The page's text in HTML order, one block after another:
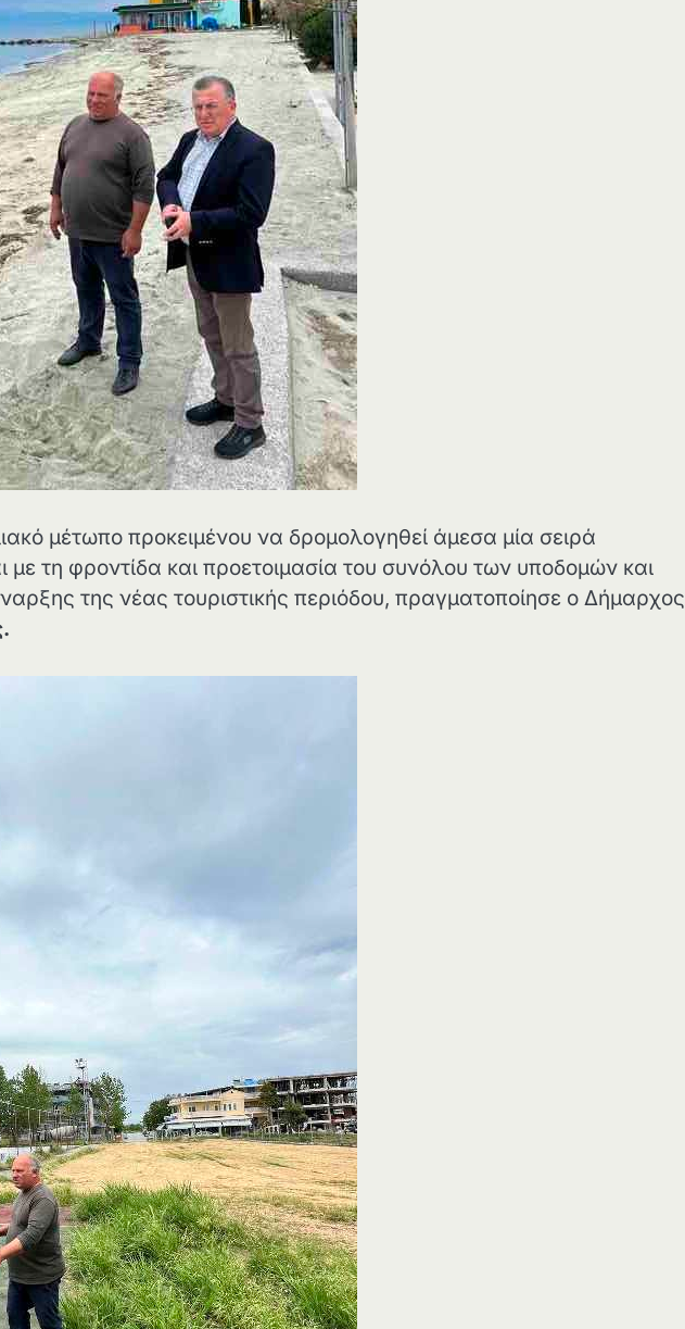
μέτωπο προκειμένου να δρομολογηθεί άμεσα μία σειρά
τη φροντίδα και προετοιμασία του συνόλου των υποδομών και
της νέας τουριστικής περιόδου, πραγματοποίησε ο Δήμαρχος